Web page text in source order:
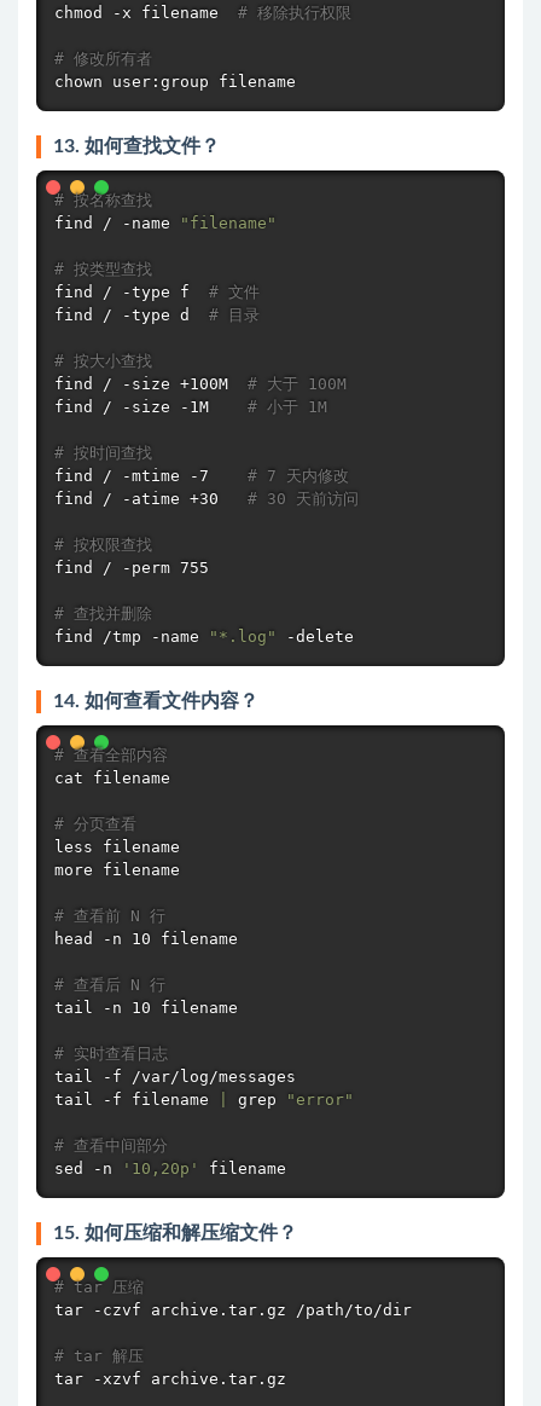
chmod
-x filename # 移除执行权限
# 修改所有者
chown user:group filename
13. 如何查找文件？
# 按名称查找
find
/ -name "filename"
# 按类型查找
find
/ -type f # 文件
find
/ -type d # 目录
# 按大小查找
find
/ -size +100M # 大于 100M
find
/ -size -1M # 小于 1M
# 按时间查找
find
/ -mtime -7 # 7 天内修改
find
/ -atime +30 # 30 天前访问
# 按权限查找
find
/ -perm 755
# 查找并删除
find
/tmp -name "*.log" -delete
14. 如何查看文件内容？
# 查看全部内容
cat filename
# 分页查看
less
more filename
# 查看前 N 行
head
-n 10 filename
# 查看后 N 行
tail -n 10 filename
# 实时查看日志
tail
tail -f filename grep "error"
# 查看中间部分
sed
-n '10,20p' filename
15. 如何压缩和解压缩文件？
# tar 压缩
tar -czvf archive.tar.gz /path/to/dir
# tar 解压
tar -xzvf archive.tar.gz